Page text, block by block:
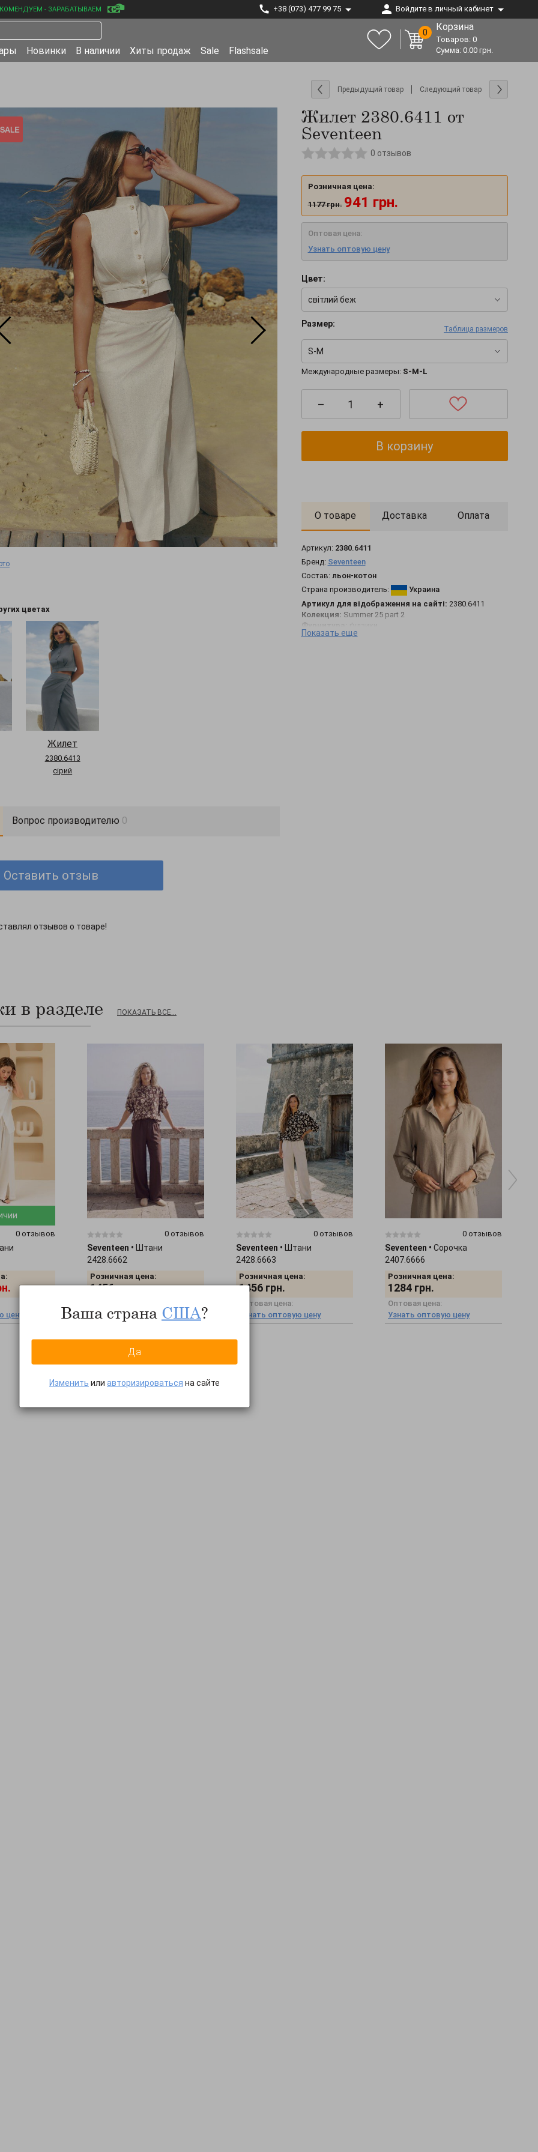
- ЗАРАБАТЫВАЕМ +38 (073) 477 99 75 Войдите в личный кабинет
Новинки В наличии Хиты продаж Sale Flashsale
0 Корзина
Товаров: 0
Сумма: 0.00 грн.
Предыдущий товар Следующий товар
Жилет 2380.6411 от
Seventeen
0 отзывов
Розничная цена:
1177 грн. 941 грн.
Оптовая цена:
Узнать оптовую цену
Цвет:
світлий беж
Размер:
Таблица размеров
S-M
Международные размеры: S-M-L
– +
В корзину
О товаре Доставка Оплата
Артикул: 2380.6411
Бренд: Seventeen
Состав: льон-котон
Страна производитель:
Украина
Артикул для відображення на сайті: 2380.6411
Колекция: Summer 25 part 2
Фурнитура:
ґудзики
Фасон:полупритал
Показать еще
цветах
Жилет
2380.6413
сірий
Вопрос производителю 0
Оставить отзыв
отзывов о товаре!
в разделе ПОКАЗАТЬ ВСЕ...
0 отзывов
цену
0 отзывов
Seventeen • Штани
2428.6662
Розничная цена:
1456грн.
Узнать оптовую цену
0 отзывов
Seventeen • Штани
2428.6663
Розничная цена:
1456 грн.
Оптовая цена:
Узнать оптовую цену
0 отзывов
Seventeen • Сорочка
2407.6666
Розничная цена:
1284 грн.
Оптовая цена:
Узнать оптовую цену
Ваша страна США?
Да
Изменить или авторизироваться на сайте